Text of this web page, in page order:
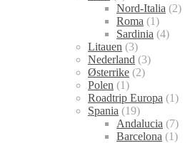
Nord-Italia (2)
Roma (1)
Sardinia (4)
Litauen (3)
Nederland (3)
Østerrike (2)
Polen (1)
Roadtrip Europa (1)
Spania (19)
Andalucia (7)
Barcelona (1)